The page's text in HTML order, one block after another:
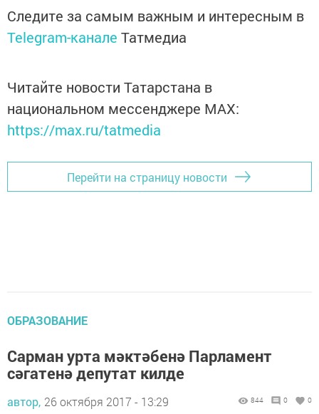
Следите за самым важным и интересным в
Telegram-канале Татмедиа
Читайте новости Татарстана в
национальном мессенджере MАХ:
https://max.ru/tatmedia
Перейти на страницу новости
ОБРАЗОВАНИЕ
Сарман урта мәктәбенә Парламент
сәгатенә депутат килде
автор, 26 октября 2017 - 13:29 844 0 0